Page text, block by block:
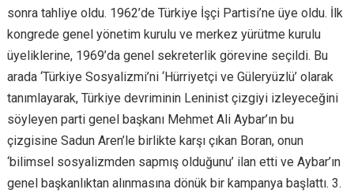
sonra tahliye oldu. 1962’de Türkiye İşçi Partisi’ne üye oldu. İlk
kongrede genel yönetim kurulu ve merkez yürütme kurulu
üyeliklerine, 1969’da genel sekreterlik görevine seçildi. Bu
arada ‘Türkiye Sosyalizmi’ni ‘Hürriyetçi ve Güleryüzlü’ olarak
tanımlayarak, Türkiye devriminin Leninist çizgiyi izleyeceğini
söyleyen parti genel başkanı Mehmet Ali Aybar’ın bu
çizgisine Sadun Aren’le birlikte karşı çıkan Boran, onun
‘bilimsel sosyalizmden sapmış olduğunu’ ilan etti ve Aybar’ın
genel başkanlıktan alınmasına dönük bir kampanya başlattı. 3.